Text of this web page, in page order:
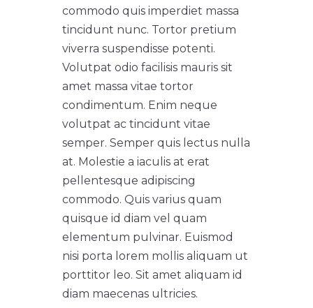
commodo quis imperdiet massa
tincidunt nunc. Tortor pretium
viverra suspendisse potenti.
Volutpat odio facilisis mauris sit
amet massa vitae tortor
condimentum. Enim neque
volutpat ac tincidunt vitae
semper. Semper quis lectus nulla
at. Molestie a iaculis at erat
pellentesque adipiscing
commodo. Quis varius quam
quisque id diam vel quam
elementum pulvinar. Euismod
nisi porta lorem mollis aliquam ut
porttitor leo. Sit amet aliquam id
diam maecenas ultricies.